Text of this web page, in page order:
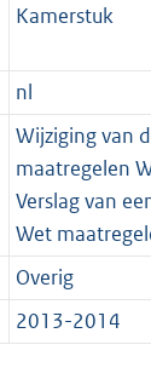
Kamerstuk
nl
Wijziging van
maatregelen
Verslag van
Wet
Overig
2013-2014